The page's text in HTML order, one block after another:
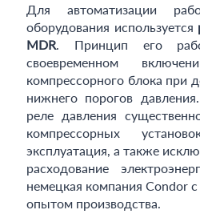
Для автоматизации
оборудования используется
MDR. Принцип его
своевременном
компрессорного блока при
нижнего порогов
реле давления
компрессорных
эксплуатация, а также
расходование
немецкая компания Condor
опытом производства.